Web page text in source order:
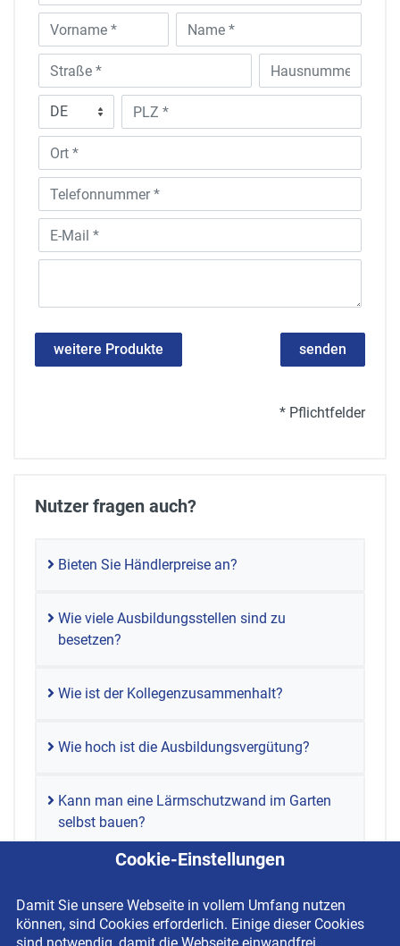
Nutzer fragen auch?
Bieten Sie Händlerpreise an?
Wie viele Ausbildungsstellen sind zu
besetzen?
Wie ist der Kollegenzusammenhalt?
Wie hoch ist die Ausbildungsvergütung?
Kann man eine Lärmschutzwand im Garten
selbst bauen?
weitere Produkte senden
* Pflichtfelder
Cookie-Einstellungen
Damit Sie unsere Webseite in vollem Umfang nutzen
können, sind Cookies erforderlich. Einige dieser Cookies